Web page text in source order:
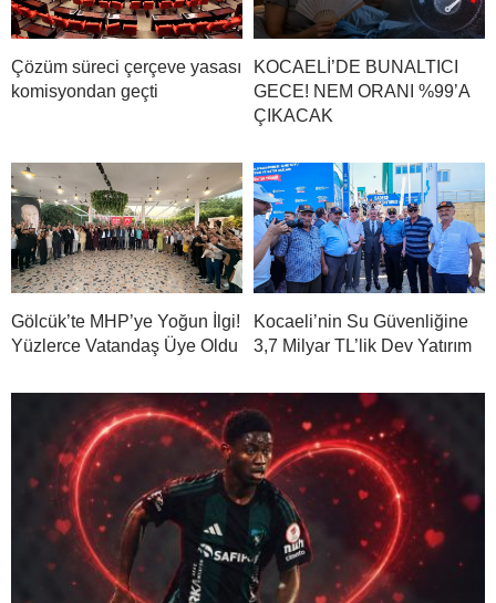
Çözüm süreci çerçeve yasası
komisyondan geçti
KOCAELİ’DE BUNALTICI
GECE! NEM ORANI %99’A
ÇIKACAK
Gölcük’te MHP’ye Yoğun İlgi!
Yüzlerce Vatandaş Üye Oldu
Kocaeli’nin Su Güvenliğine
3,7 Milyar TL’lik Dev Yatırım